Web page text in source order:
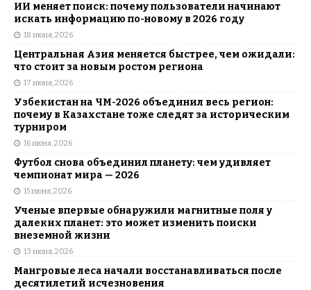
ИИ меняет поиск: почему пользователи начинают
искать информацию по-новому в 2026 году
18 июня, 2026
Центральная Азия меняется быстрее, чем ожидали:
что стоит за новым ростом региона
17 июня, 2026
Узбекистан на ЧМ-2026 объединил весь регион:
почему в Казахстане тоже следят за историческим
турниром
16 июня, 2026
Футбол снова объединил планету: чем удивляет
чемпионат мира — 2026
15 июня, 2026
Ученые впервые обнаружили магнитные поля у
далеких планет: это может изменить поиски
внеземной жизни
13 июня, 2026
Мангровые леса начали восстанавливаться после
десятилетий исчезновения